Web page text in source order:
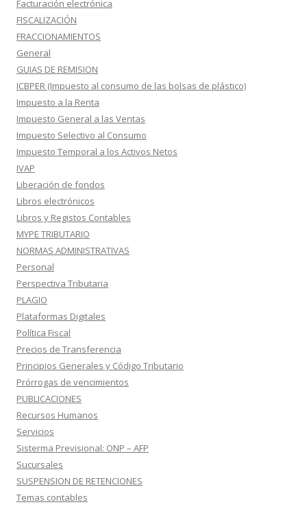
Facturación electrónica
FISCALIZACIÓN
FRACCIONAMIENTOS
General
GUIAS DE REMISION
ICBPER (Impuesto al consumo de las bolsas de plástico)
Impuesto a la Renta
Impuesto General a las Ventas
Impuesto Selectivo al Consumo
Impuesto Temporal a los Activos Netos
IVAP
Liberación de fondos
Libros electrónicos
Libros y Registos Contables
MYPE TRIBUTARIO
NORMAS ADMINISTRATIVAS
Personal
Perspectiva Tributaria
PLAGIO
Plataformas Digitales
Política Fiscal
Precios de Transferencia
Principios Generales y Código Tributario
Prórrogas de vencimientos
PUBLICACIONES
Recursos Humanos
Servicios
Sisterma Previsional: ONP – AFP
Sucursales
SUSPENSION DE RETENCIONES
Temas contables